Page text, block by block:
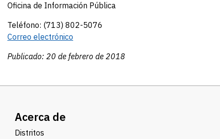
Oficina de Información Pública
Teléfono: (713) 802-5076
Correo electrónico
Publicado: 20 de febrero de 2018
Acerca de
Distritos